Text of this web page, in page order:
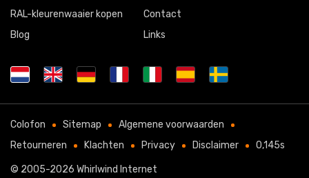
RAL-kleurenwaaier kopen
Blog
Contact
Links
Colofon Sitemap
Algemene voorwaarden
Retourneren
Klachten Privacy Disclaimer 0,145s
© 2005-2026 Whirlwind Internet